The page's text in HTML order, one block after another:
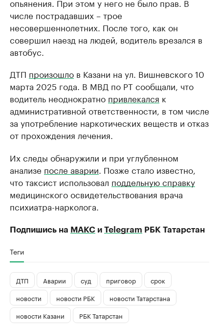
числе пострадавших – трое
несовершеннолетних. После того, как он
совершил наезд на людей, водитель врезался в
автобус.
ДТП произошло в Казани на ул. Вишневского 10
марта 2025 года. В МВД по РТ сообщали, что
водитель неоднократно привлекался к
административной ответственности, в том числе
за употребление наркотических веществ и отказ
от прохождения лечения.
Их следы обнаружили и при углубленном
анализе после аварии . Позже стало известно,
что таксист использовал поддельную справку
медицинского освидетельствования врача
психиатра-нарколога.
Подпишись на МАКС и Telegram РБК Татарстан
Теги
ДТП Аварии суд приговор
срок
новости
новости РБК
новости Татарстана
новости Казани
РБК Татарстан